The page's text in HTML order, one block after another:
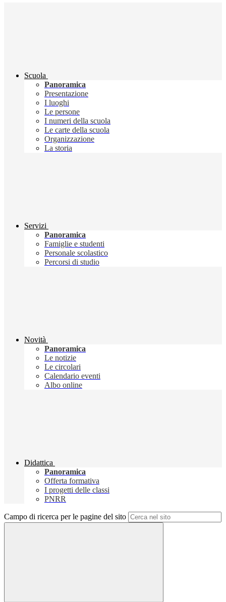
Scuola
Panoramica
Presentazione
I luoghi
Le persone
I numeri della scuola
Le carte della scuola
Organizzazione
La storia
Servizi
Panoramica
Famiglie e studenti
Personale scolastico
Percorsi di studio
Novità
Panoramica
Le notizie
Le circolari
Calendario eventi
Albo online
Didattica
Panoramica
Offerta formativa
I progetti delle classi
PNRR
Campo di ricerca per le pagine del sito